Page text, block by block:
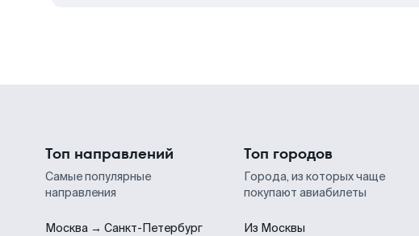
Топ направлений
Самые популярные
направления
Москва → Санкт-Петербург
Топ городов
Города, из которых чаще
покупают авиабилеты
Из Москвы